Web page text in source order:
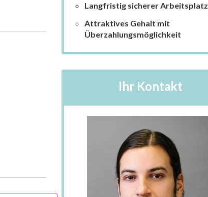
Langfristig sicherer Arbeitsplatz
Attraktives Gehalt mit
Überzahlungsmöglichkeit
Ihr Kontakt